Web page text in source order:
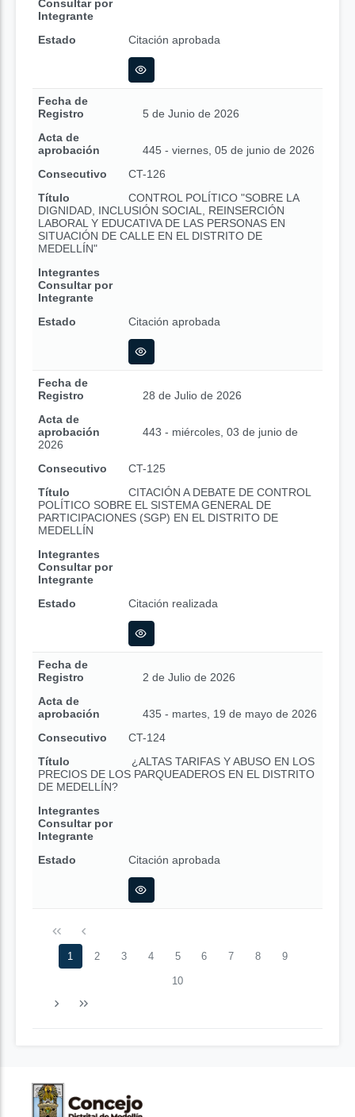
Consultar por
Integrante
Estado
Citación aprobada
Fecha de
Registro
5 de Junio de 2026
Acta de
aprobación
445 - viernes, 05 de junio de 2026
Consecutivo
CT-126
Título
CONTROL POLÍTICO "SOBRE LA
DIGNIDAD, INCLUSIÓN SOCIAL, REINSERCIÓN
LABORAL Y EDUCATIVA DE LAS PERSONAS EN
SITUACIÓN DE CALLE EN EL DISTRITO DE
MEDELLÍN"
Integrantes
Consultar por
Integrante
Estado
Citación aprobada
Fecha de
Registro
28 de Julio de 2026
Acta de
aprobación
443 - miércoles, 03 de junio de
2026
Consecutivo
CT-125
Título
CITACIÓN A DEBATE DE CONTROL
POLÍTICO SOBRE EL SISTEMA GENERAL DE
PARTICIPACIONES (SGP) EN EL DISTRITO DE
MEDELLÍN
Integrantes
Consultar por
Integrante
Estado
Citación realizada
Fecha de
Registro
2 de Julio de 2026
Acta de
aprobación
435 - martes, 19 de mayo de 2026
Consecutivo
CT-124
Título
¿ALTAS TARIFAS Y ABUSO EN LOS
PRECIOS DE LOS PARQUEADEROS EN EL DISTRITO
DE MEDELLÍN?
Integrantes
Consultar por
Integrante
Estado
Citación aprobada
1 2 3 4 5 6 7 8 9
10